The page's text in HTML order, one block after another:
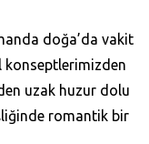
doğa’da vakit
konseptlerimizden
uzak huzur dolu
romantik bir